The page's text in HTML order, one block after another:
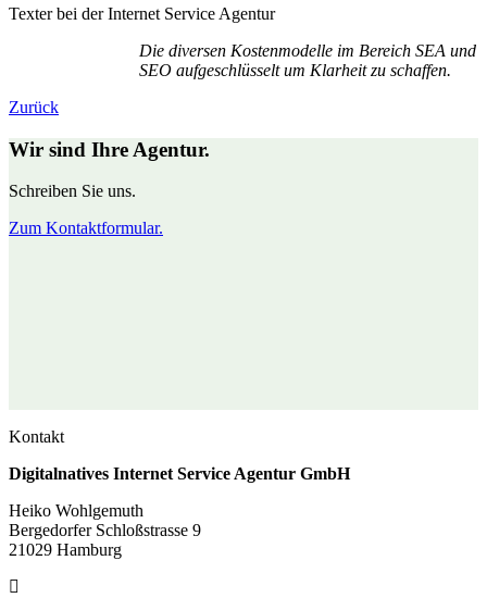
Texter bei der Internet Service Agentur
Die diversen Kostenmodelle im Bereich SEA und
SEO aufgeschlüsselt um Klarheit zu schaffen.
Zurück
Wir sind Ihre Agentur.
Schreiben Sie uns.
Zum Kontaktformular.
Kontakt
Digitalnatives Internet Service Agentur GmbH
Heiko Wohlgemuth
Bergedorfer Schloßstrasse 9
21029 Hamburg